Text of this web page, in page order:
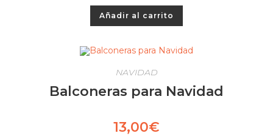
Añadir al carrito
NAVIDAD
Balconeras para Navidad
13,00€